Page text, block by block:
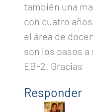
también una
con cuatro
el área de
son los pasos
EB-2. Gracias
Responder